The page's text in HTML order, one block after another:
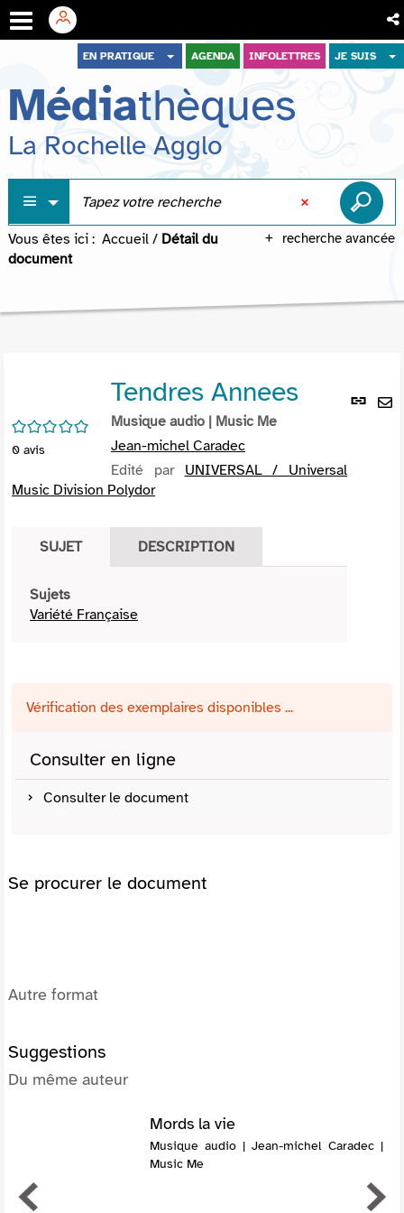
menu
contenu
recherche
EN PRATIQUE AGENDA INFOLETTRES JE SUIS
Médiathèques
La Rochelle Agglo
recherche avancée
Vous êtes ici : Accueil / Détail du
document
Lien
/5
0 avis
Tendres Annees
Musique audio | Music Me
Jean-michel Caradec
Edité par UNIVERSAL / Universal
Music Division Polydor
SUJET DESCRIPTION
Sujets
Variété Française
Vérification des exemplaires disponibles ...
Consulter en ligne
Consulter le document
Se procurer le document
Autre format
Suggestions
Du même auteur
Mords la vie
Musique audio | Jean-michel Caradec |
Music Me